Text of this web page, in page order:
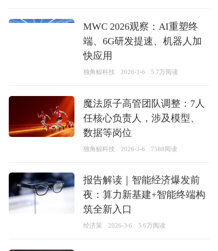
MWC 2026观察：AI重塑终
端、6G研发提速、机器人加
快应用
独角鲸科技 2026-3-6 5.7万阅读
魔法原子高管团队调整：7人
任核心负责人，涉及模型、
数据等岗位
独角鲸科技 2026-3-6 7588阅读
报告解读｜智能经济爆发前
夜：算力新基建+智能终端构
筑全新入口
经济策 2026-3-6 5.6万阅读